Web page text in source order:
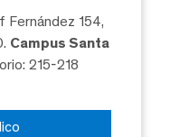
Fernández 154,
Campus Santa
215-218